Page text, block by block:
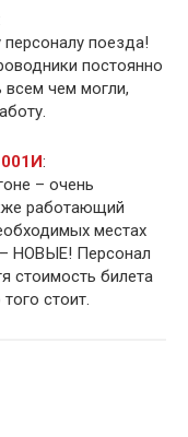
поезда!
постоянно
всем чем могли,
:
– очень
работающий
местах
НОВЫЕ! Персонал
стоимость билета
стоит.